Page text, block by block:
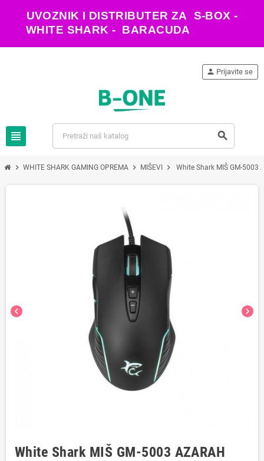
UVOZNIK I DISTRIBUTER ZA S-BOX -
WHITE SHARK - BARACUDA
view_headline search
person Prijavite se
chevron_right WHITE SHARK GAMING OPREMA chevron_right MIŠEVI chevron_right White Shark MIŠ GM-5003
chevron_left chevron_right
White Shark MIŠ GM-5003 AZARAH